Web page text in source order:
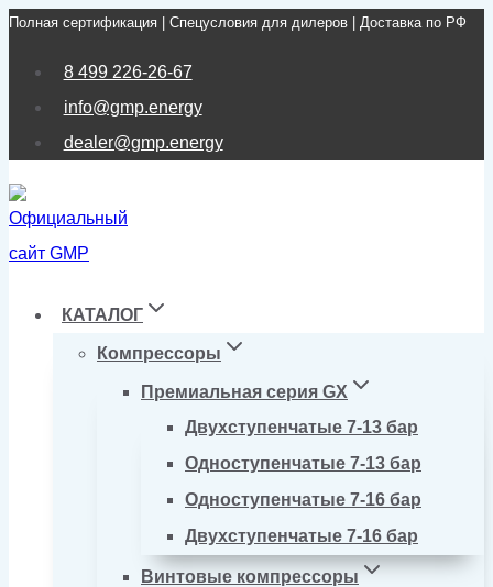
Перейти
Полная сертификация | Спецусловия для дилеров | Доставка по РФ
8 499 226-26-67
info@gmp.energy
dealer@gmp.energy
КАТАЛОГ
Компрессоры
Премиальная серия GX
Двухступенчатые 7-13 бар
Одноступенчатые 7-13 бар
Одноступенчатые 7-16 бар
Двухступенчатые 7-16 бар
Винтовые компрессоры